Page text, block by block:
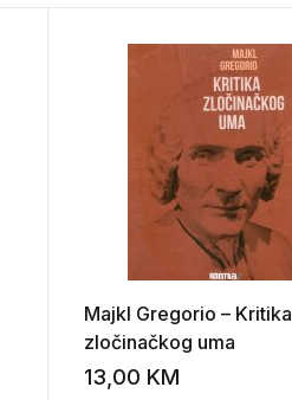
Add to wishlist
Majkl Gregorio – Kritika
zločinačkog uma
13,00 KM